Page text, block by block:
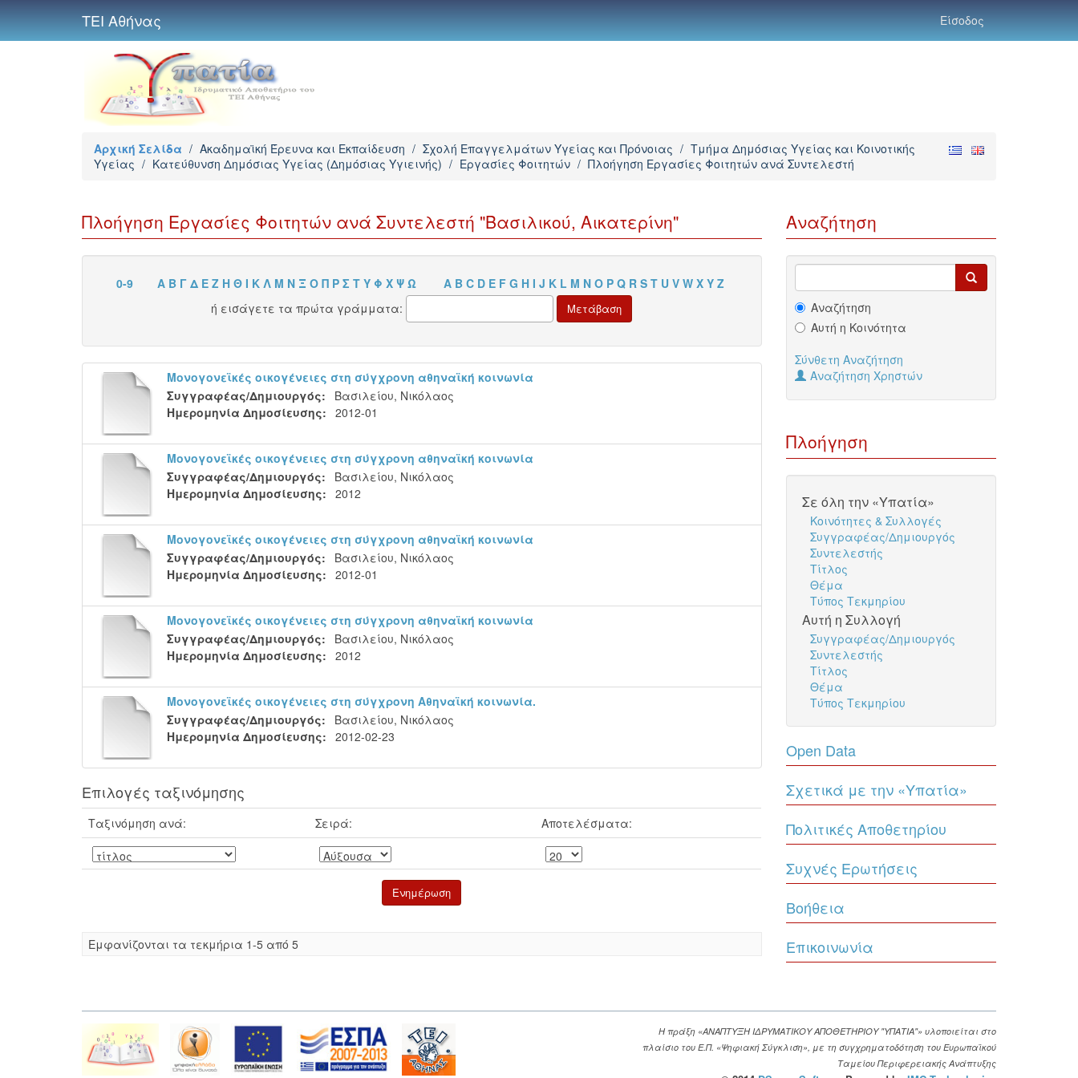
ΤΕΙ Αθήνας Είσοδος
Αρχική Σελίδα / Ακαδημαϊκή Έρευνα και Εκπαίδευση / Σχολή Επαγγελμάτων Υγείας και Πρόνοιας / Τμήμα Δημόσιας Υγείας και Κοινοτικής
Υγείας / Κατεύθυνση Δημόσιας Υγείας (Δημόσιας Υγιεινής) / Εργασίες Φοιτητών / Πλοήγηση Εργασίες Φοιτητών ανά Συντελεστή
Πλοήγηση Εργασίες Φοιτητών ανά Συντελεστή "Βασιλικού, Αικατερίνη"
0-9 Α Β Γ Δ Ε Ζ Η Θ Ι Κ Λ Μ Ν Ξ Ο Π Ρ Σ Τ Υ Φ Χ Ψ Ω A B C D E F G H I J K L M N O P Q R S T U V W X Y Z
ή εισάγετε τα πρώτα γράμματα:
Μονογονεϊκές οικογένειες στη σύγχρονη αθηναϊκή κοινωνία
Συγγραφέας/Δημιουργός:
Βασιλείου, Νικόλαος
Ημερομηνία Δημοσίευσης: 2012-01
Μονογονεϊκές οικογένειες στη σύγχρονη αθηναϊκή κοινωνία
Συγγραφέας/Δημιουργός:
Βασιλείου, Νικόλαος
Ημερομηνία Δημοσίευσης: 2012
Μονογονεϊκές οικογένειες στη σύγχρονη αθηναϊκή κοινωνία
Συγγραφέας/Δημιουργός:
Βασιλείου, Νικόλαος
Ημερομηνία Δημοσίευσης: 2012-01
Μονογονεϊκές οικογένειες στη σύγχρονη αθηναϊκή κοινωνία
Συγγραφέας/Δημιουργός:
Βασιλείου, Νικόλαος
Ημερομηνία Δημοσίευσης: 2012
Μονογονεϊκές οικογένειες στη σύγχρονη Αθηναϊκή κοινωνία.
Συγγραφέας/Δημιουργός:
Βασιλείου, Νικόλαος
Ημερομηνία Δημοσίευσης: 2012-02-23
Επιλογές ταξινόμησης
Ταξινόμηση ανά: Σειρά: Αποτελέσματα:
Eμφανίζονται τα τεκμήρια 1-5 από 5
Αναζήτηση
Αναζήτηση
Αυτή η Κοινότητα
Σύνθετη Αναζήτηση
Αναζήτηση Χρηστών
Πλοήγηση
Σε όλη την «Υπατία»
Κοινότητες & Συλλογές
Συγγραφέας/Δημιουργός
Συντελεστής
Τίτλος
Θέμα
Τύπος Τεκμηρίου
Αυτή η Συλλογή
Συγγραφέας/Δημιουργός
Συντελεστής
Τίτλος
Θέμα
Τύπος Τεκμηρίου
Open Data
Σχετικά με την «Υπατία»
Πολιτικές Αποθετηρίου
Συχνές Ερωτήσεις
Βοήθεια
Επικοινωνία
Η πράξη «ΑΝΑΠΤΥΞΗ ΙΔΡΥΜΑΤΙΚΟΥ ΑΠΟΘΕΤΗΡΙΟΥ "ΥΠΑΤΙΑ"» υλοποιείται στο
πλαίσιο του Ε.Π. «Ψηφιακή Σύγκλιση», με τη συγχρηματοδότηση του Ευρωπαϊκού
Ταμείου Περιφερειακής Ανάπτυξης